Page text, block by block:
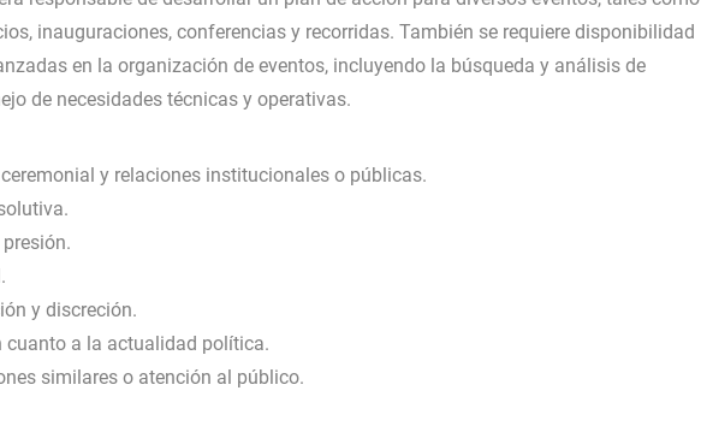
inauguraciones, conferencias y recorridas. También se requiere disponibilidad
en la organización de eventos, incluyendo la búsqueda y análisis de
de necesidades técnicas y operativas.
y relaciones institucionales o públicas.
y discreción.
cuanto a la actualidad política.
similares o atención al público.